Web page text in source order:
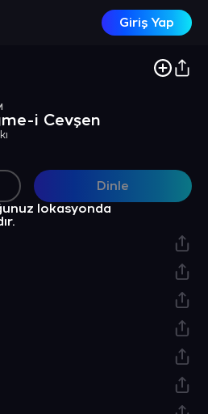
Giriş Yap
i Cevşen
Dinle
lokasyonda